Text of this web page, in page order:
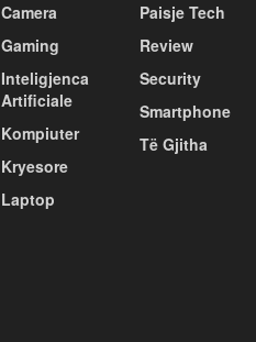
Camera
Gaming
Inteligjenca
Artificiale
Kompiuter
Kryesore
Laptop
Paisje Tech
Review
Security
Smartphone
Të Gjitha